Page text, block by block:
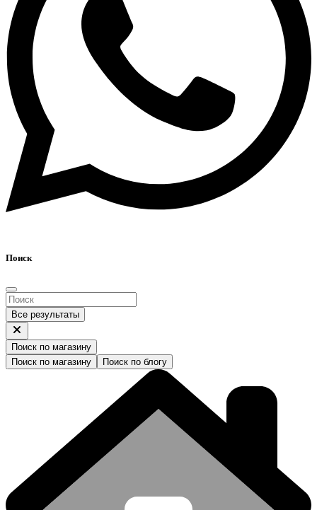
Поиск
Все результаты
Поиск по магазину
Поиск по магазину
Поиск по блогу